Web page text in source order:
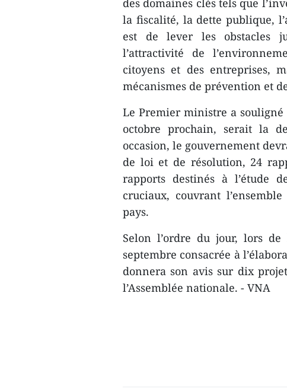
des domaines clés tels que
la fiscalité, la dette publique,
est de lever les obstacles
l’attractivité de
citoyens et des entreprises,
mécanismes de prévention et
Le Premier ministre a souligné
octobre prochain, serait la
occasion, le gouvernement
de loi et de résolution, 24
rapports destinés à l’étude
cruciaux, couvrant
pays.
Selon l’ordre du jour, lors
septembre consacrée à
donnera son avis sur dix
l’Assemblée nationale. - VNA